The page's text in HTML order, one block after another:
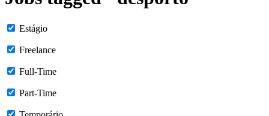
Estágio
Freelance
Full-Time
Part-Time